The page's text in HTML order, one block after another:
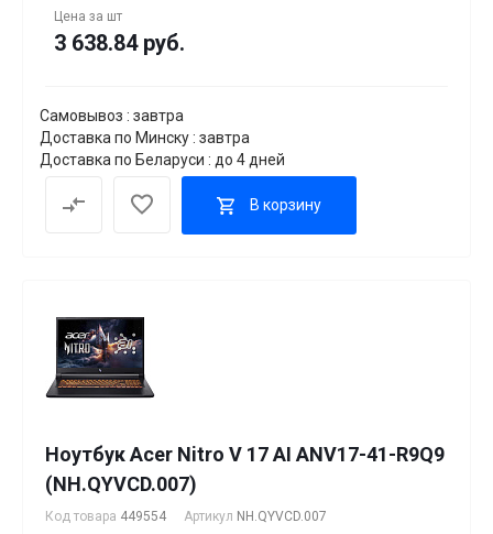
Цена за шт
3 638.84 руб.
Самовывоз : завтра
Доставка по Минску : завтра
Доставка по Беларуси : до 4 дней
В корзину
Ноутбук Acer Nitro V 17 AI ANV17-41-R9Q9
(NH.QYVCD.007)
Код товара 449554 Артикул NH.QYVCD.007